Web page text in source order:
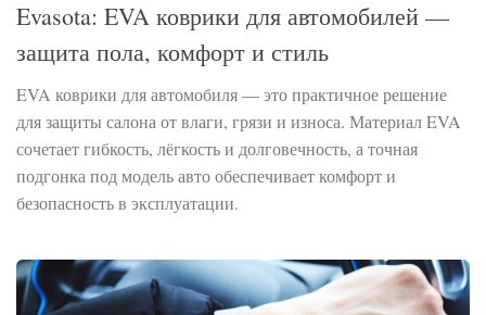
Evasota: EVA коврики для автомобилей —
защита пола, комфорт и стиль
EVA коврики для автомобиля — это практичное решение
для защиты салона от влаги, грязи и износа. Материал EVA
сочетает гибкость, лёгкость и долговечность, а точная
подгонка под модель авто обеспечивает комфорт и
безопасность в эксплуатации.